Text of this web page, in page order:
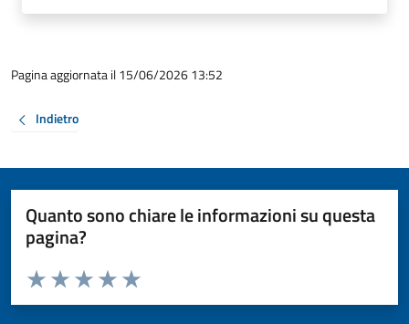
Pagina aggiornata il 15/06/2026 13:52
Indietro
Quanto sono chiare le informazioni su questa
pagina?
Valuta da 1 a 5 stelle la pagina
Valuta 5 stelle su 5
Valuta 4 stelle su 5
Valuta 3 stelle su 5
Valuta 2 stelle su 5
Valuta 1 stelle su 5